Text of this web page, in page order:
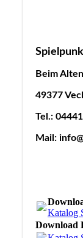
Beim
49377
Tel.:
Mail:
Katalog
Download